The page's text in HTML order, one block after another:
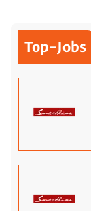
Top-Jobs